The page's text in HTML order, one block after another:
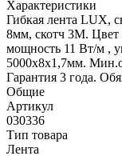
Характеристики
Гибкая лента LUX,
8мм, скотч 3М.
мощность 11 Вт/м ,
5000х8x1,7мм.
Гарантия 3 года.
Общие
Артикул
030336
Тип товара
Лента